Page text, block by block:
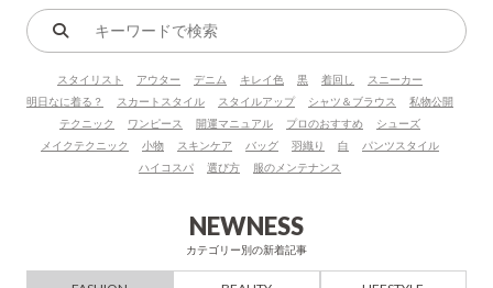
キ
ワ
ー
ド
で
スタイリスト アウター デニム キレイ色 黒 着回し
スニーカー
明日なに着る？
スカートスタイル スタイルアップ シャツ＆ブラウス
私物公開
テクニック
ワンピース 開運マニュアル プロのおすすめ
シューズ
メイクテクニック
小物 スキンケア バッグ 羽織り 白
パンツスタイル
ハイコスパ
選び方 服のメンテナンス
NEWNESS
カテゴリー別の新着記事